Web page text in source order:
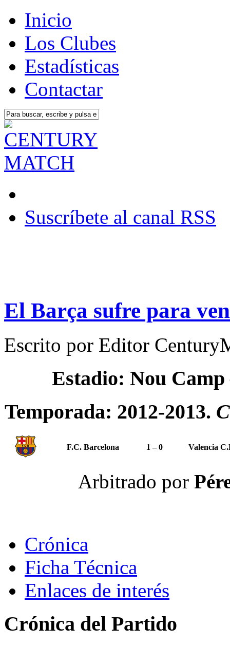
Inicio
Los Clubes
Estadísticas
Contactar
Suscríbete al canal RSS
El Barça sufre para
Escrito por Editor
Estadio: Nou
Temporada: 2012-2013.
F.C. Barcelona 1 – 0 Valencia
Arbitrado por
Crónica
Ficha Técnica
Enlaces de interés
Crónica del Partido